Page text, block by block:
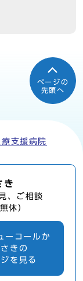
ページの
先頭へ
支援病院
き
、ご相談
休）
ーコールか
きの
を見る